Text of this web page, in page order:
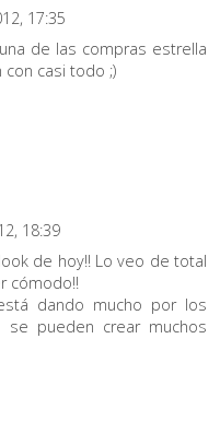
17:35
de las compras estrella
casi todo ;)
18:39
de hoy!! Lo veo de total
cómodo!!
dando mucho por los
pueden crear muchos